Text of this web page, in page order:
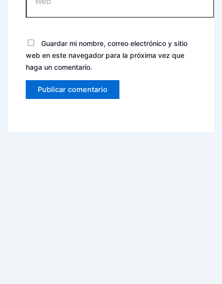
Guardar mi nombre, correo electrónico y sitio
web en este navegador para la próxima vez que
haga un comentario.